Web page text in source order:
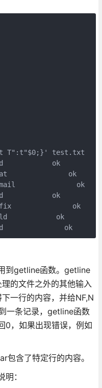
T":t"$0;}' test.txt
ok
ok
ok
ok
ok
ok
ok
到getline函数。getline
的文件之外的其他输入
一行的内容，并给NF,N
一条记录，getline函数
0，如果出现错误，例如
含了特定行的内容。
：